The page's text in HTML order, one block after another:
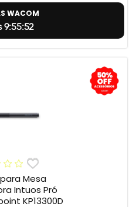
WACOM
9:55:51
Mesa
Intuos Pró
KP13300D